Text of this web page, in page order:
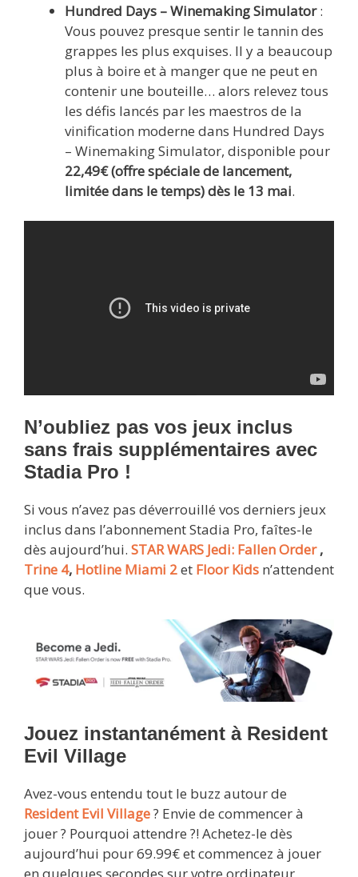
Hundred Days – Winemaking Simulator:
Vous pouvez presque sentir le tannin des
grappes les plus exquises. Il y a beaucoup
plus à boire et à manger que ne peut en
contenir une bouteille… alors relevez tous
les défis lancés par les maestros de la
vinification moderne dans Hundred Days
– Winemaking Simulator, disponible pour
22,49€ (offre spéciale de lancement,
limitée dans le temps) dès le 13 mai.
N’oubliez pas vos jeux inclus
sans frais supplémentaires avec
Stadia Pro !
Si vous n’avez pas déverrouillé vos derniers jeux
inclus dans l’abonnement Stadia Pro, faîtes-le
dès aujourd’hui. STAR WARS Jedi: Fallen Order,
Trine 4, Hotline Miami 2et Floor Kids n’attendent
que vous.
Jouez instantanément à Resident
Evil Village
Avez-vous entendu tout le buzz autour de
Resident Evil Village? Envie de commencer à
jouer ? Pourquoi attendre ?! Achetez-le dès
aujourd’hui pour 69.99€ et commencez à jouer
en quelques secondes sur votre ordinateur